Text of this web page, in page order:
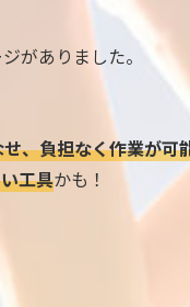
がありました。
、負担なく作業が可
工具かも！